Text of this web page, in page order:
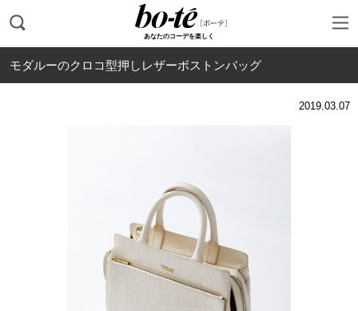
あなたのコーデを楽しく
モダルーのクロコ型押しレザーボストンバッグ
2019.03.07